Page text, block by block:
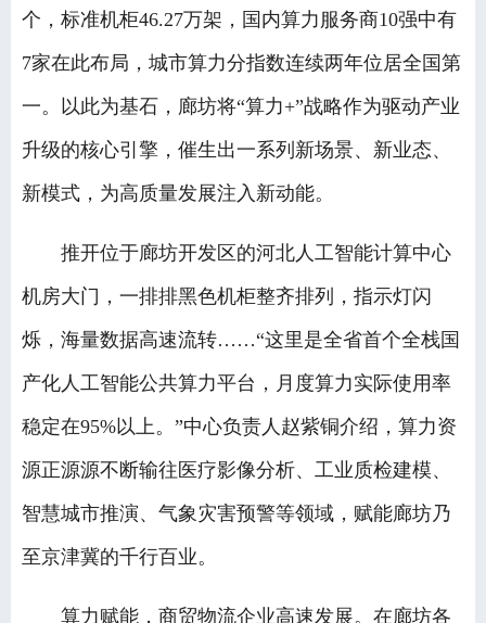
个，标准机柜46.27万架，国内算力服务商10强中有
7家在此布局，城市算力分指数连续两年位居全国第
一。以此为基石，廊坊将“算力+”战略作为驱动产业
升级的核心引擎，催生出一系列新场景、新业态、
新模式，为高质量发展注入新动能。
推开位于廊坊开发区的河北人工智能计算中心
机房大门，一排排黑色机柜整齐排列，指示灯闪
烁，海量数据高速流转……“这里是全省首个全栈国
产化人工智能公共算力平台，月度算力实际使用率
稳定在95%以上。”中心负责人赵紫铜介绍，算力资
源正源源不断输往医疗影像分析、工业质检建模、
智慧城市推演、气象灾害预警等领域，赋能廊坊乃
至京津冀的千行百业。
算力赋能，商贸物流企业高速发展。在廊坊各